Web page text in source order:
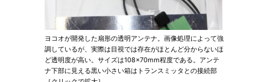
ヨコオが開発した扇形の透明アンテナ。画像処理によって強
調しているが、実際は目視では存在がほとんど分からないほ
ど透明度が高い。サイズは108×70mm程度である。アンテ
ナ下部に見える黒い小さい箱はトランスミッタとの接続部